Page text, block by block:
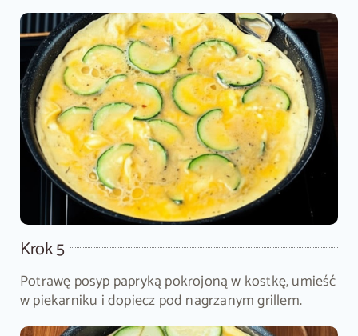
Krok 5
Potrawę posyp papryką pokrojoną w kostkę, umieść
w piekarniku i dopiecz pod nagrzanym grillem.